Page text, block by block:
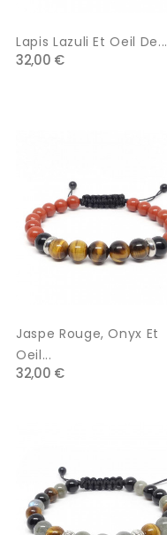
Lapis Lazuli Et Oeil De...
32,00 €
Jaspe Rouge, Onyx Et
Oeil...
32,00 €